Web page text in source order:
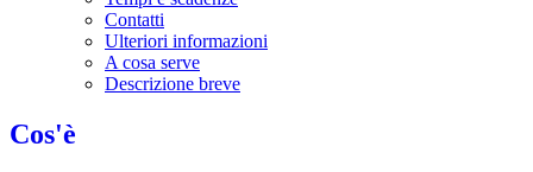
Contatti
Ulteriori informazioni
A cosa serve
Descrizione breve
Cos'è